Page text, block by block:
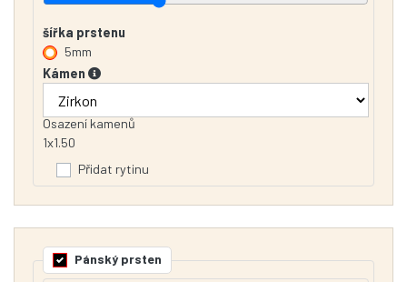
šířka prstenu
5mm
Kámen
Osazení kamenů
1x1.50
Přidat rytinu
Pánský prsten